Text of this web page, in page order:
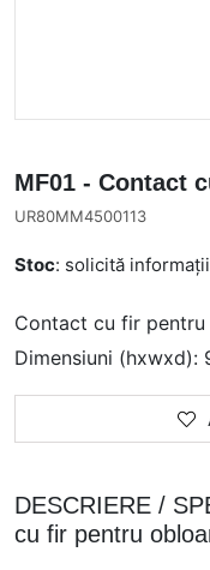
MF01 - Contact
UR80MM4500113
Stoc: solicită informații
Contact cu fir
Dimensiuni (hxwxd):
DESCRIERE /
cu fir pentru